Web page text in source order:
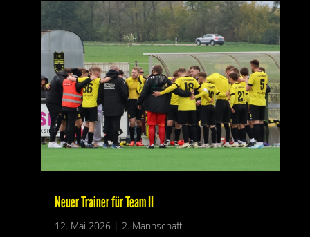
Neuer Trainer für Team II
12. Mai 2026| 2. Mannschaft